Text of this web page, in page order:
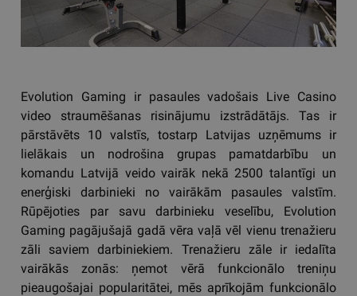
Evolution Gaming ir pasaules vadošais Live Casino
video straumēšanas risinājumu izstrādātājs. Tas ir
pārstāvēts 10 valstīs, tostarp Latvijas uzņēmums ir
lielākais un nodrošina grupas pamatdarbību un
komandu Latvijā veido vairāk nekā 2500 talantīgi un
enerģiski darbinieki no vairākām pasaules valstīm.
Rūpējoties par savu darbinieku veselību, Evolution
Gaming pagājušajā gadā vēra vaļā vēl vienu trenažieru
zāli saviem darbiniekiem. Trenažieru zāle ir iedalīta
vairākās zonās: ņemot vērā funkcionālo treniņu
pieaugošajai popularitātei, mēs aprīkojām funkcionālo